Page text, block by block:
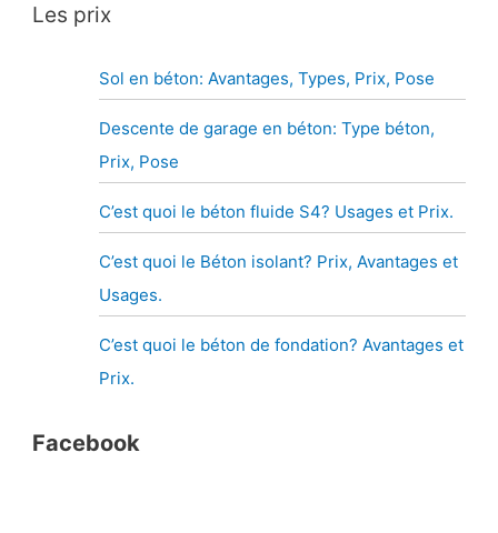
Les prix
Sol en béton: Avantages, Types, Prix, Pose
Descente de garage en béton: Type béton,
Prix, Pose
C’est quoi le béton fluide S4? Usages et Prix.
C’est quoi le Béton isolant? Prix, Avantages et
Usages.
C’est quoi le béton de fondation? Avantages et
Prix.
Facebook